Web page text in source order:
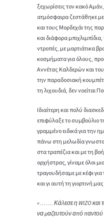
ξεχωρίσεις τον κακό
ατμόσφαιρα ζεστάθηκε με
και τους Μορδεχάι της
και διάφορα
ντροπές, με μαρτιάτικα
κοσμήματα για όλους,
Αννέτας Καλδερών και
την παραδοσιακή
τη λιχουδιά, δεν νοείται
Ιδιαίτερη και πολύ
επιφύλαξε το συμβούλιο
γραμμένο ειδικά για την
πάνω στη μελωδία
στα τραπέζια και με τη
ορχήστρας, γίναμε όλοι
τραγουδήσαμε με κέφι για
και γι αυτή τη γιορτινή
«……. Κάλεσε η WIZO και
να μαζευτούν από παντού